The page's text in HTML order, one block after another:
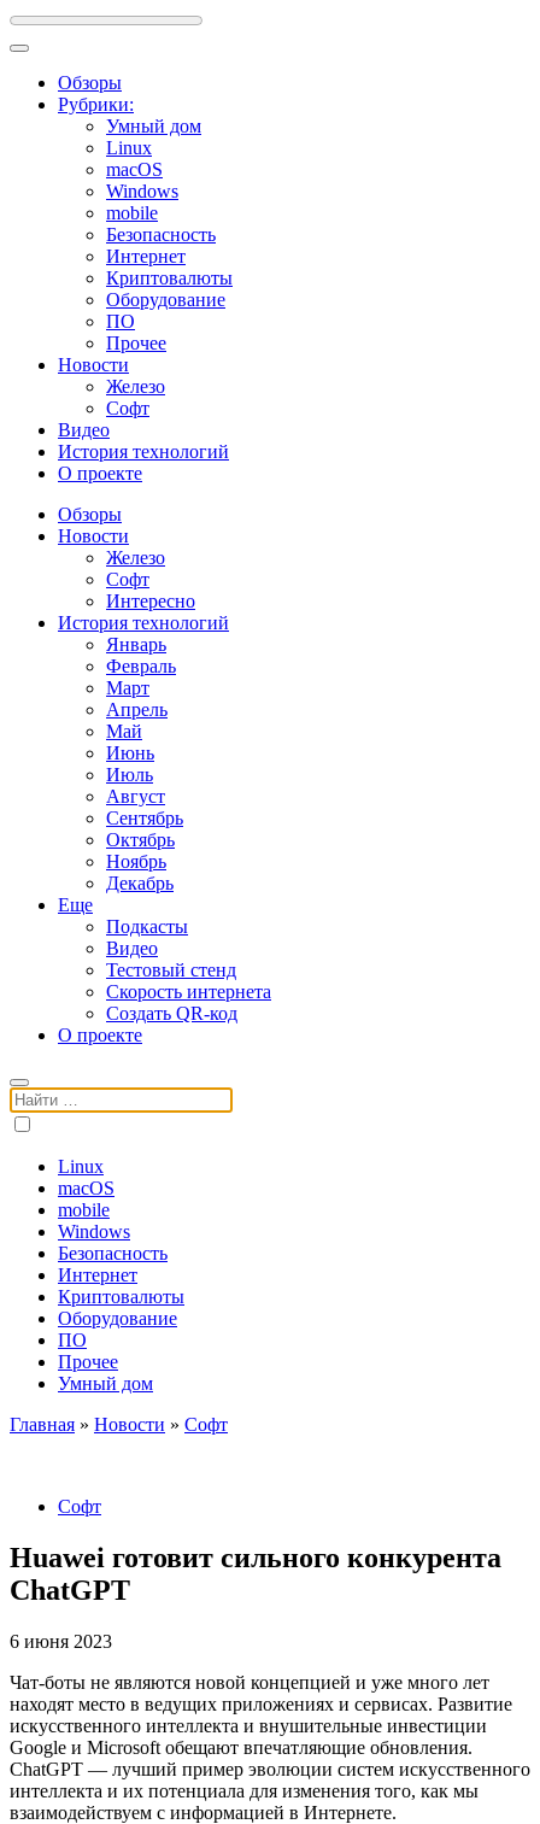
Обзоры
Рубрики:
Умный дом
Linux
macOS
Windows
mobile
Безопасность
Интернет
Криптовалюты
Оборудование
ПО
Прочее
Новости
Железо
Софт
Видео
История технологий
О проекте
Обзоры
Новости
Железо
Софт
Интересно
История технологий
Январь
Февраль
Март
Апрель
Май
Июнь
Июль
Август
Сентябрь
Октябрь
Ноябрь
Декабрь
Еще
Подкасты
Видео
Тестовый стенд
Скорость интернета
Создать QR-код
О проекте
Поиск:
Linux
macOS
mobile
Windows
Безопасность
Интернет
Криптовалюты
Оборудование
ПО
Прочее
Умный дом
Главная » Новости » Софт
Софт
Huawei готовит сильного конкурента
ChatGPT
6 июня 2023
Чат-боты не являются новой концепцией и уже много лет
находят место в ведущих приложениях и сервисах. Развитие
искусственного интеллекта и внушительные инвестиции
Google и Microsoft обещают впечатляющие обновления.
ChatGPT — лучший пример эволюции систем искусственного
интеллекта и их потенциала для изменения того, как мы
взаимодействуем с информацией в Интернете.